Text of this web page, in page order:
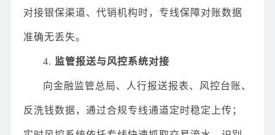
对接银保渠道、代销机构时，专线保障对账数据
准确无丢失。
4. 监管报送与风控系统对接
向金融监管总局、人行报送报表、风控台账、
反洗钱数据，通过合规专线通道定时稳定上传；